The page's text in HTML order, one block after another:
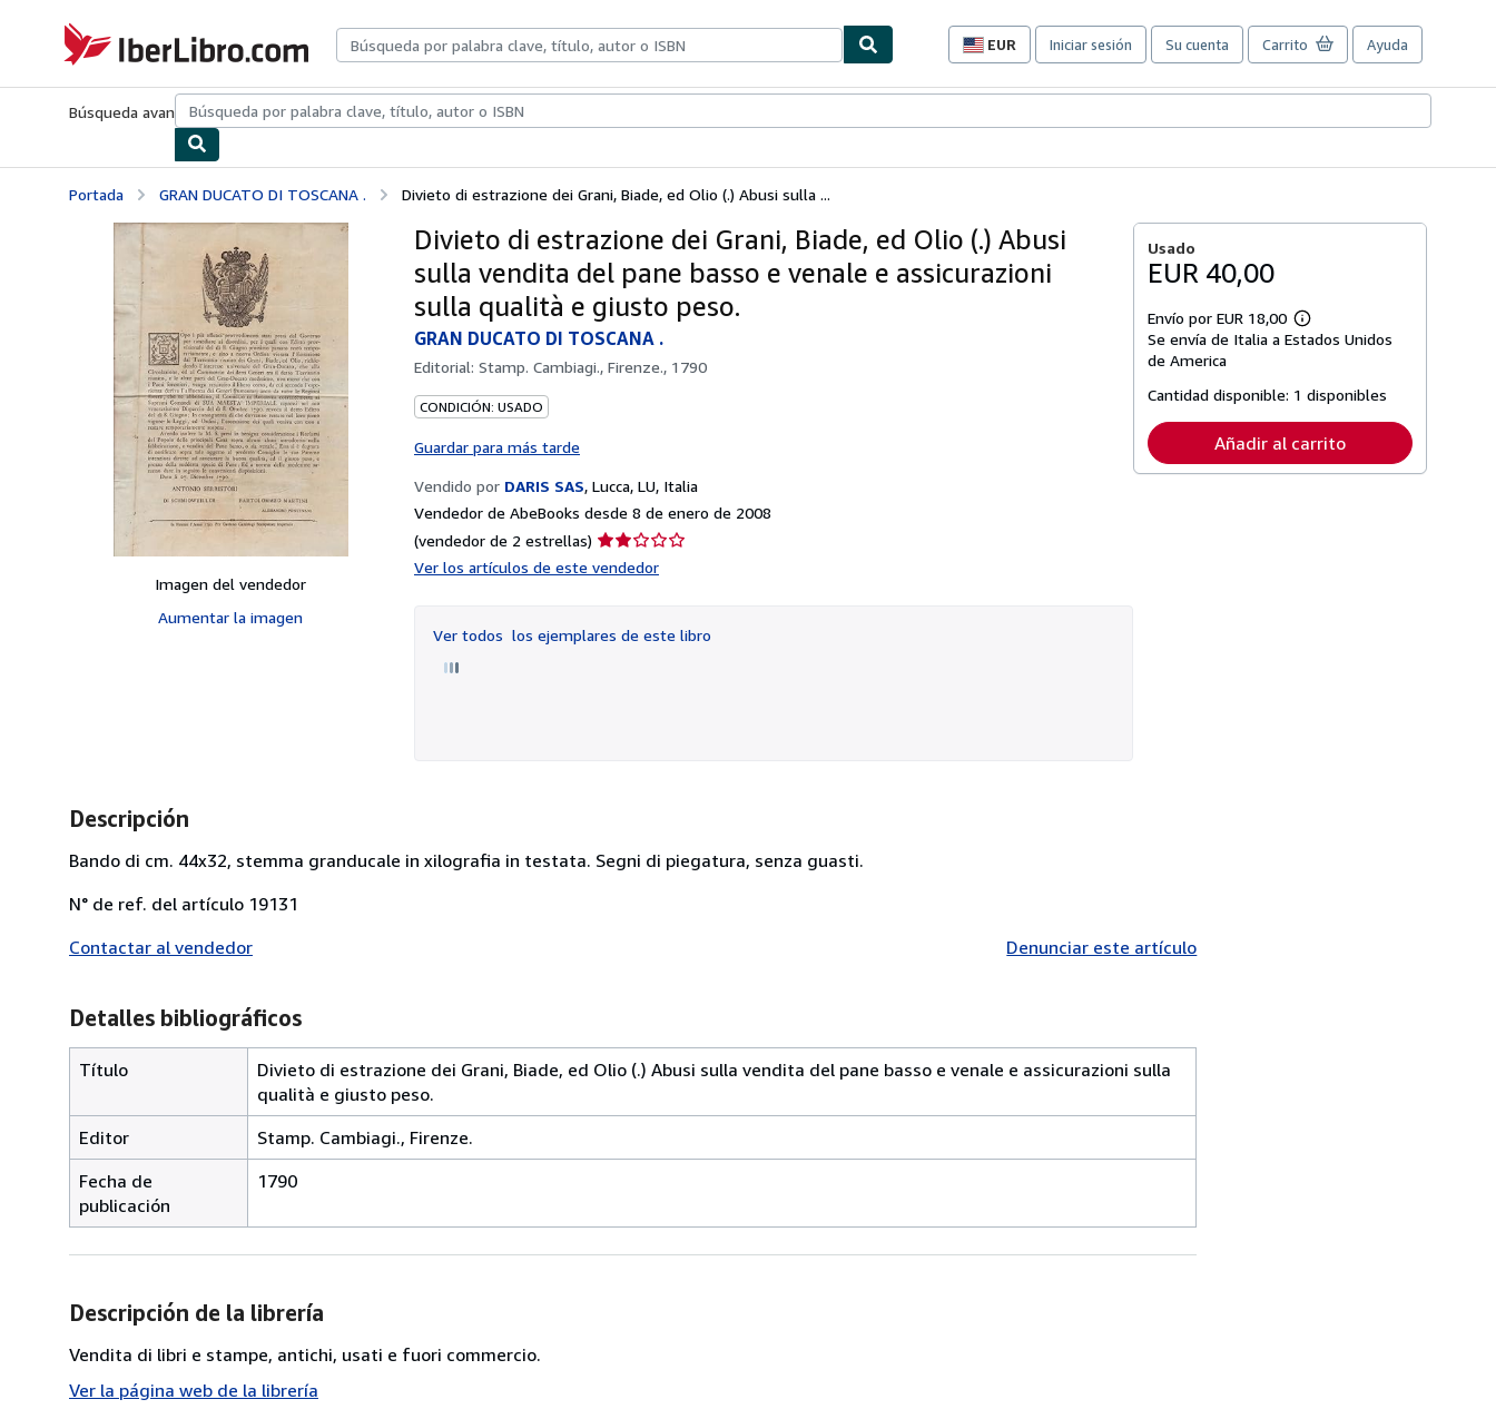
IberLibro.com
EUR
Preferencias
compra
sitio.
Iniciar sesión Su cuenta Carrito Ayuda
Búsqueda avanzadaColecciones Libros antiguosArte y coleccionismo
Portada GRAN DUCATO DI TOSCANA . Divieto di estrazione dei Grani, Biade, ed Olio (.) Abusi sulla ...
Imagen del vendedor
Aumentar la imagen
Divieto di estrazione dei Grani, Biade, ed Olio (.) Abusi
sulla vendita del pane basso e venale e assicurazioni
sulla qualità e giusto peso.
GRAN DUCATO DI TOSCANA .
Editorial: Stamp. Cambiagi., Firenze., 1790
CONDICIÓN: USADO
Guardar para más tarde
Vendido por DARIS SAS, Lucca, LU, Italia
Vendedor de AbeBooks desde 8 de enero de 2008
(vendedor de 2 estrellas) Calificación
Ver los artículos de este vendedor
Ver todos los ejemplares de este libro
Usado
EUR 40,00
Envío por EUR 18,00
Más
información
tarifas
envío
Se envía de Italia a Estados Unidos
de America
Cantidad disponible: 1 disponibles
Añadir al carrito
Descripción
Bando di cm. 44x32, stemma granducale in xilografia in testata. Segni di piegatura, senza guasti.
N° de ref. del artículo 19131
Contactar al vendedor
Denunciar este artículo
Detalles bibliográficos
Título
Divieto di estrazione dei Grani, Biade, ed Olio (.) Abusi sulla vendita del pane basso e venale e assicurazioni sulla
qualità e giusto peso.
Editor
Stamp. Cambiagi., Firenze.
Fecha de
publicación
1790
Descripción de la librería
Vendita di libri e stampe, antichi, usati e fuori commercio.
Ver la página web de la librería